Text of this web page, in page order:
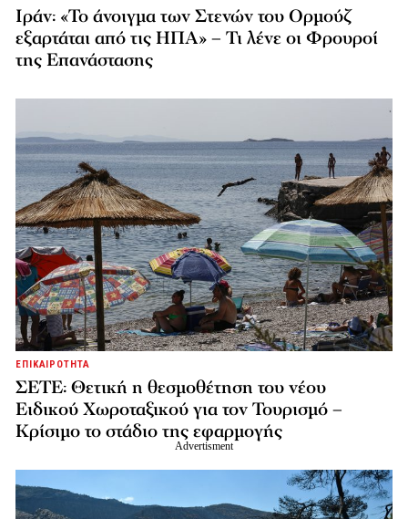
Ιράν: «Το άνοιγμα των Στενών του Ορμούζ
εξαρτάται από τις ΗΠΑ» – Τι λένε οι Φρουροί
της Επανάστασης
ΕΠΙΚΑΙΡΟΤΗΤΑ
ΣΕΤΕ: Θετική η θεσμοθέτηση του νέου
Ειδικού Χωροταξικού για τον Τουρισμό –
Κρίσιμο το στάδιο της εφαρμογής